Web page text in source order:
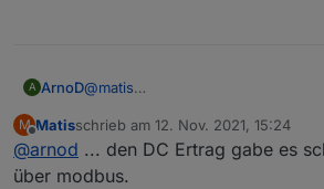
A ArnoD@matis
DC_STRING_ENERGY_ALL
jetzt nicht möglich.
Danke Uli
Hatte bis jetzt nur den
nach der Batterie im AC Netz
den Hausverbrauch / Einspeise
M
Offline
Matisschrieb am 12. Nov. 2021, 15:24
zuletzt editiert von
@arnod ... den DC Ertrag gabe es
über modbus.